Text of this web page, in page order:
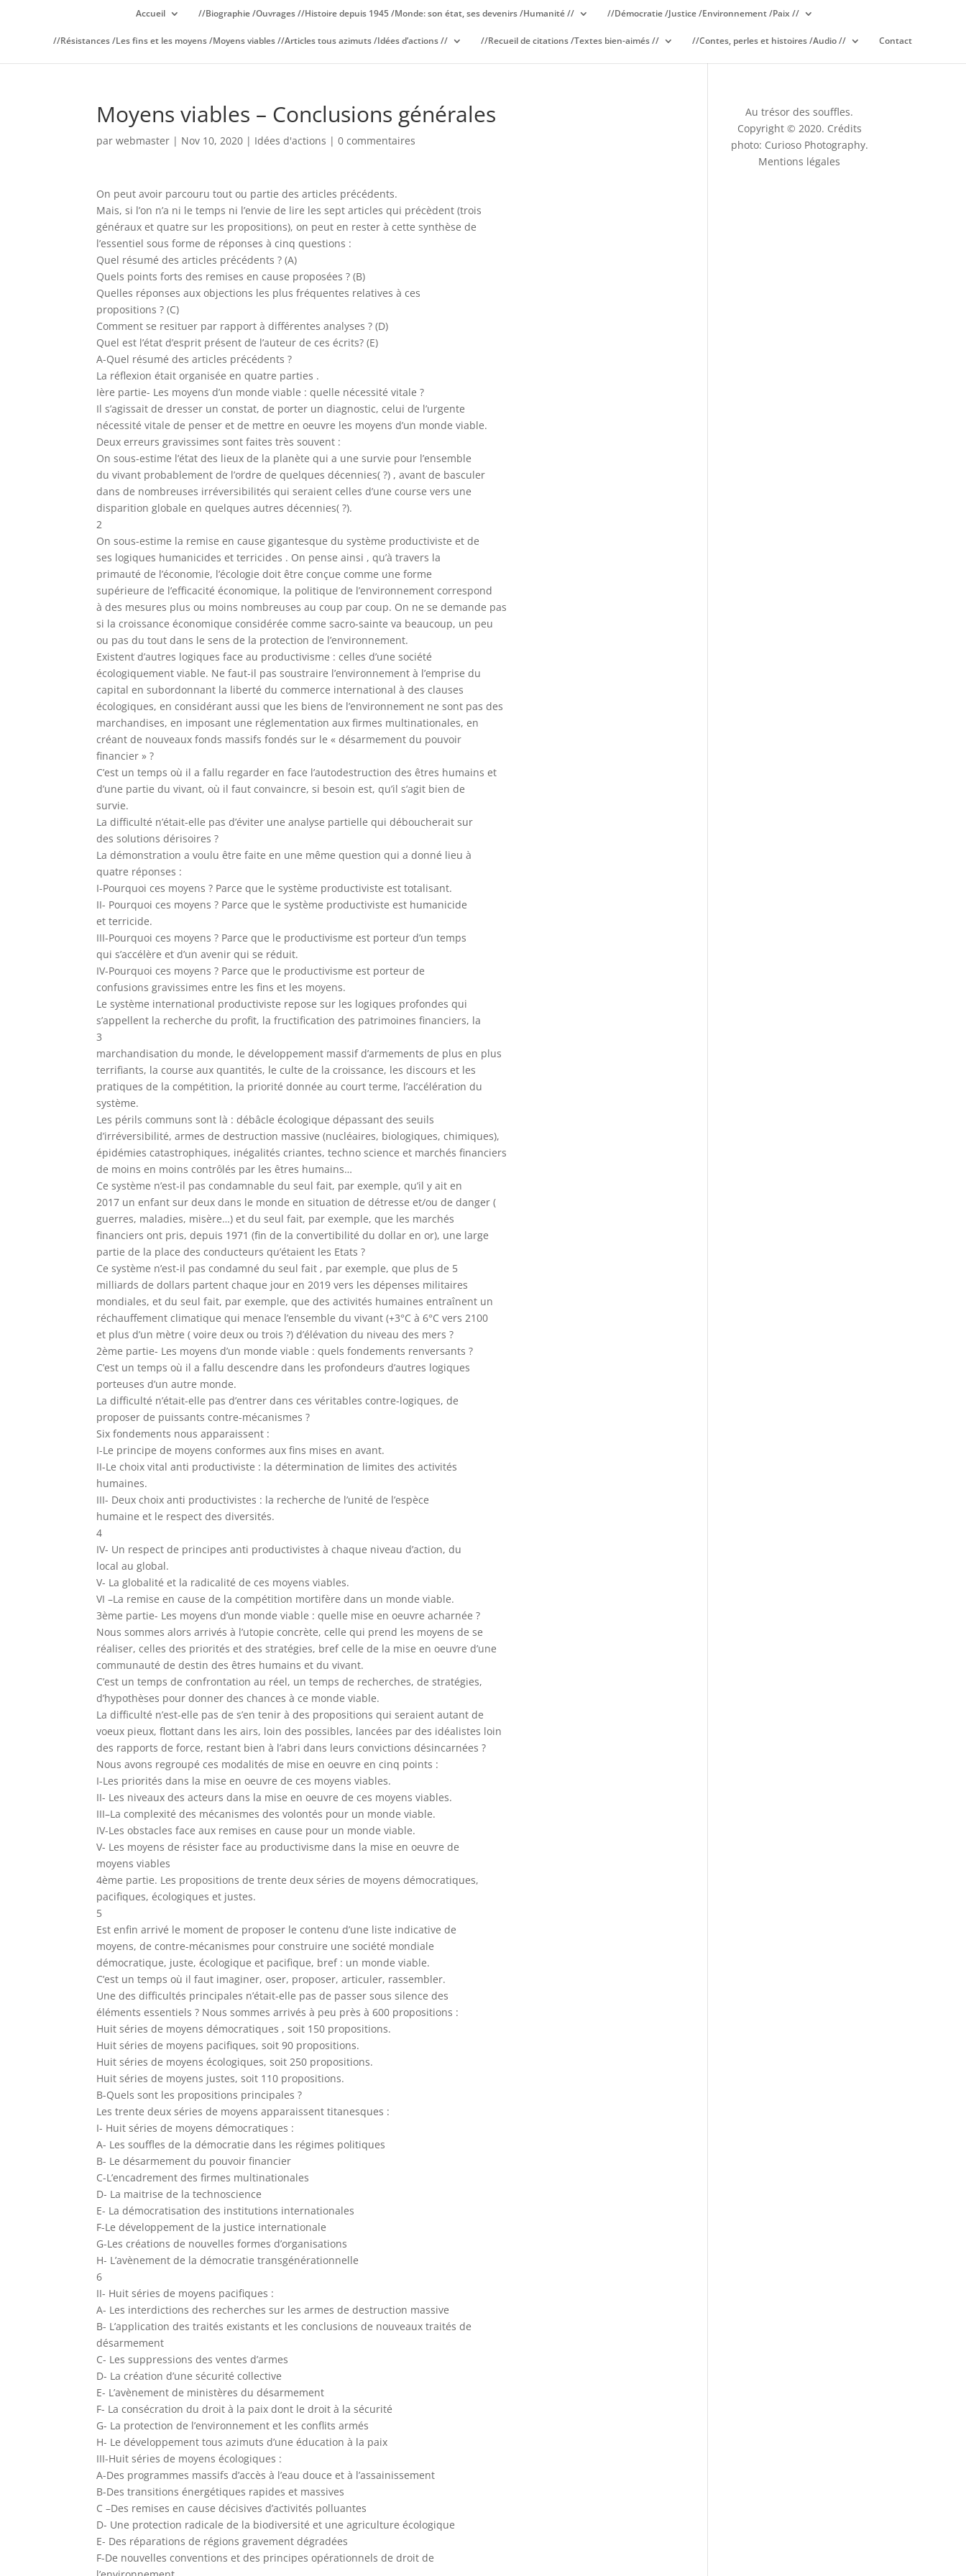
Accueil //Biographie /Ouvrages //Histoire depuis 1945 /Monde: son état, ses devenirs /Humanité // //Démocratie /Justice /Environnement /Paix //
//Résistances /Les fins et les moyens /Moyens viables //Articles tous azimuts /Idées d’actions // //Recueil de citations /Textes bien-aimés // //Contes, perles et histoires /Audio // Contact
Moyens viables – Conclusions générales
parwebmaster | Nov 10, 2020 | Idées d'actions |0 commentaires
On peut avoir parcouru tout ou partie des articles précédents.
Mais, si l’on n’a ni le temps ni l’envie de lire les sept articles qui précèdent (trois
généraux et quatre sur les propositions), on peut en rester à cette synthèse de
l’essentiel sous forme de réponses à cinq questions :
Quel résumé des articles précédents ? (A)
Quels points forts des remises en cause proposées ? (B)
Quelles réponses aux objections les plus fréquentes relatives à ces
propositions ? (C)
Comment se resituer par rapport à différentes analyses ? (D)
Quel est l’état d’esprit présent de l’auteur de ces écrits? (E)
A-Quel résumé des articles précédents ?
La réflexion était organisée en quatre parties .
Ière partie- Les moyens d’un monde viable : quelle nécessité vitale ?
Il s’agissait de dresser un constat, de porter un diagnostic, celui de l’urgente
nécessité vitale de penser et de mettre en oeuvre les moyens d’un monde viable.
Deux erreurs gravissimes sont faites très souvent :
On sous-estime l’état des lieux de la planète qui a une survie pour l’ensemble
du vivant probablement de l’ordre de quelques décennies( ?) , avant de basculer
dans de nombreuses irréversibilités qui seraient celles d’une course vers une
disparition globale en quelques autres décennies( ?).
2
On sous-estime la remise en cause gigantesque du système productiviste et de
ses logiques humanicides et terricides . On pense ainsi , qu’à travers la
primauté de l’économie, l’écologie doit être conçue comme une forme
supérieure de l’efficacité économique, la politique de l’environnement correspond
à des mesures plus ou moins nombreuses au coup par coup. On ne se demande pas
si la croissance économique considérée comme sacro-sainte va beaucoup, un peu
ou pas du tout dans le sens de la protection de l’environnement.
Existent d’autres logiques face au productivisme : celles d’une société
écologiquement viable. Ne faut-il pas soustraire l’environnement à l’emprise du
capital en subordonnant la liberté du commerce international à des clauses
écologiques, en considérant aussi que les biens de l’environnement ne sont pas des
marchandises, en imposant une réglementation aux firmes multinationales, en
créant de nouveaux fonds massifs fondés sur le « désarmement du pouvoir
financier » ?
C’est un temps où il a fallu regarder en face l’autodestruction des êtres humains et
d’une partie du vivant, où il faut convaincre, si besoin est, qu’il s’agit bien de
survie.
La difficulté n’était-elle pas d’éviter une analyse partielle qui déboucherait sur
des solutions dérisoires ?
La démonstration a voulu être faite en une même question qui a donné lieu à
quatre réponses :
I-Pourquoi ces moyens ? Parce que le système productiviste est totalisant.
II- Pourquoi ces moyens ? Parce que le système productiviste est humanicide
et terricide.
III-Pourquoi ces moyens ? Parce que le productivisme est porteur d’un temps
qui s’accélère et d’un avenir qui se réduit.
IV-Pourquoi ces moyens ? Parce que le productivisme est porteur de
confusions gravissimes entre les fins et les moyens.
Le système international productiviste repose sur les logiques profondes qui
s’appellent la recherche du profit, la fructification des patrimoines financiers, la
3
marchandisation du monde, le développement massif d’armements de plus en plus
terrifiants, la course aux quantités, le culte de la croissance, les discours et les
pratiques de la compétition, la priorité donnée au court terme, l’accélération du
système.
Les périls communs sont là : débâcle écologique dépassant des seuils
d’irréversibilité, armes de destruction massive (nucléaires, biologiques, chimiques),
épidémies catastrophiques, inégalités criantes, techno science et marchés financiers
de moins en moins contrôlés par les êtres humains…
Ce système n’est-il pas condamnable du seul fait, par exemple, qu’il y ait en
2017 un enfant sur deux dans le monde en situation de détresse et/ou de danger (
guerres, maladies, misère…) et du seul fait, par exemple, que les marchés
financiers ont pris, depuis 1971 (fin de la convertibilité du dollar en or), une large
partie de la place des conducteurs qu’étaient les Etats ?
Ce système n’est-il pas condamné du seul fait , par exemple, que plus de 5
milliards de dollars partent chaque jour en 2019 vers les dépenses militaires
mondiales, et du seul fait, par exemple, que des activités humaines entraînent un
réchauffement climatique qui menace l’ensemble du vivant (+3°C à 6°C vers 2100
et plus d’un mètre ( voire deux ou trois ?) d’élévation du niveau des mers ?
2ème partie- Les moyens d’un monde viable : quels fondements renversants ?
C’est un temps où il a fallu descendre dans les profondeurs d’autres logiques
porteuses d’un autre monde.
La difficulté n’était-elle pas d’entrer dans ces véritables contre-logiques, de
proposer de puissants contre-mécanismes ?
Six fondements nous apparaissent :
I-Le principe de moyens conformes aux fins mises en avant.
II-Le choix vital anti productiviste : la détermination de limites des activités
humaines.
III- Deux choix anti productivistes : la recherche de l’unité de l’espèce
humaine et le respect des diversités.
4
IV- Un respect de principes anti productivistes à chaque niveau d’action, du
local au global.
V- La globalité et la radicalité de ces moyens viables.
VI –La remise en cause de la compétition mortifère dans un monde viable.
3ème partie- Les moyens d’un monde viable : quelle mise en oeuvre acharnée ?
Nous sommes alors arrivés à l’utopie concrète, celle qui prend les moyens de se
réaliser, celles des priorités et des stratégies, bref celle de la mise en oeuvre d’une
communauté de destin des êtres humains et du vivant.
C’est un temps de confrontation au réel, un temps de recherches, de stratégies,
d’hypothèses pour donner des chances à ce monde viable.
La difficulté n’est-elle pas de s’en tenir à des propositions qui seraient autant de
voeux pieux, flottant dans les airs, loin des possibles, lancées par des idéalistes loin
des rapports de force, restant bien à l’abri dans leurs convictions désincarnées ?
Nous avons regroupé ces modalités de mise en oeuvre en cinq points :
I-Les priorités dans la mise en oeuvre de ces moyens viables.
II- Les niveaux des acteurs dans la mise en oeuvre de ces moyens viables.
III–La complexité des mécanismes des volontés pour un monde viable.
IV-Les obstacles face aux remises en cause pour un monde viable.
V- Les moyens de résister face au productivisme dans la mise en oeuvre de
moyens viables
4ème partie. Les propositions de trente deux séries de moyens démocratiques,
pacifiques, écologiques et justes.
5
Est enfin arrivé le moment de proposer le contenu d’une liste indicative de
moyens, de contre-mécanismes pour construire une société mondiale
démocratique, juste, écologique et pacifique, bref : un monde viable.
C’est un temps où il faut imaginer, oser, proposer, articuler, rassembler.
Une des difficultés principales n’était-elle pas de passer sous silence des
éléments essentiels ? Nous sommes arrivés à peu près à 600 propositions :
Huit séries de moyens démocratiques , soit 150 propositions.
Huit séries de moyens pacifiques, soit 90 propositions.
Huit séries de moyens écologiques, soit 250 propositions.
Huit séries de moyens justes, soit 110 propositions.
B-Quels sont les propositions principales ?
Les trente deux séries de moyens apparaissent titanesques :
I- Huit séries de moyens démocratiques :
A- Les souffles de la démocratie dans les régimes politiques
B- Le désarmement du pouvoir financier
C-L’encadrement des firmes multinationales
D- La maitrise de la technoscience
E- La démocratisation des institutions internationales
F-Le développement de la justice internationale
G-Les créations de nouvelles formes d’organisations
H- L’avènement de la démocratie transgénérationnelle
6
II- Huit séries de moyens pacifiques :
A- Les interdictions des recherches sur les armes de destruction massive
B- L’application des traités existants et les conclusions de nouveaux traités de
désarmement
C- Les suppressions des ventes d’armes
D- La création d’une sécurité collective
E- L’avènement de ministères du désarmement
F- La consécration du droit à la paix dont le droit à la sécurité
G- La protection de l’environnement et les conflits armés
H- Le développement tous azimuts d’une éducation à la paix
III-Huit séries de moyens écologiques :
A-Des programmes massifs d’accès à l’eau douce et à l’assainissement
B-Des transitions énergétiques rapides et massives
C –Des remises en cause décisives d’activités polluantes
D- Une protection radicale de la biodiversité et une agriculture écologique
E- Des réparations de régions gravement dégradées
F-De nouvelles conventions et des principes opérationnels de droit de
Au trésor des souffles.
Copyright © 2020. Crédits
photo: Curioso Photography.
Mentions légales